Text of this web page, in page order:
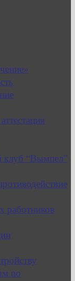
клуб “Вымпел”
работников
по